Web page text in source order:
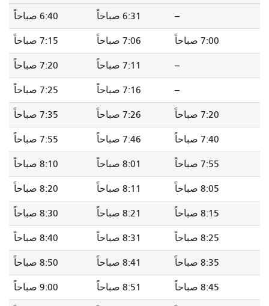
-- 6:31 صباحاً 6:40 صباحاً
7:00 صباحاً 7:06 صباحاً 7:15 صباحاً
-- 7:11 صباحاً 7:20 صباحاً
-- 7:16 صباحاً 7:25 صباحاً
7:20 صباحاً 7:26 صباحاً 7:35 صباحاً
7:40 صباحاً 7:46 صباحاً 7:55 صباحاً
7:55 صباحاً 8:01 صباحاً 8:10 صباحاً
8:05 صباحاً 8:11 صباحاً 8:20 صباحاً
8:15 صباحاً 8:21 صباحاً 8:30 صباحاً
8:25 صباحاً 8:31 صباحاً 8:40 صباحاً
8:35 صباحاً 8:41 صباحاً 8:50 صباحاً
8:45 صباحاً 8:51 صباحاً 9:00 صباحاً